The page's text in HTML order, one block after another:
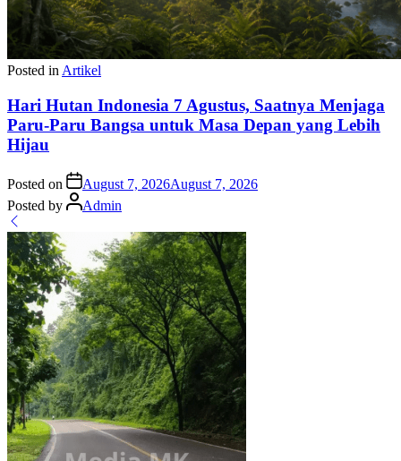
Posted in Artikel
Hari Hutan Indonesia 7 Agustus, Saatnya Menjaga
Paru-Paru Bangsa untuk Masa Depan yang Lebih
Hijau
Posted on August 7, 2026August 7, 2026
Posted by
Admin